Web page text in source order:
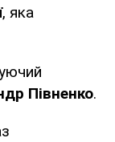
, яка
Півненко.